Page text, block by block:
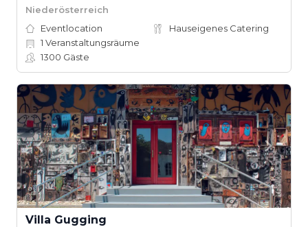
Niederösterreich
Eventlocation
Hauseigenes Catering
1 Veranstaltungsräume
1300 Gäste
Villa Gugging